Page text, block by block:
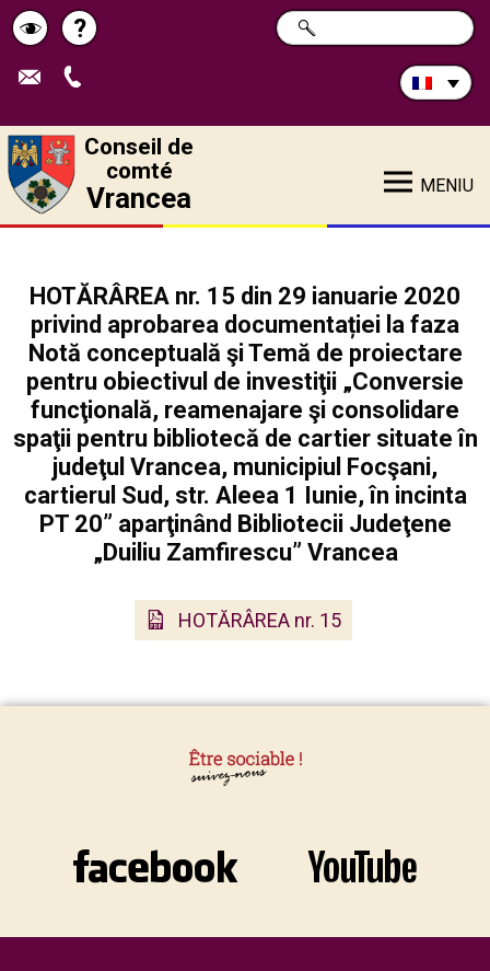
Schimbă
contrastul
Pagina
de
?
Rechercher
sur
CHERCHER
Conseil de
comté
Vrancea MENIU
HOTĂRÂREA nr. 15 din 29 ianuarie 2020
privind aprobarea documentației la faza
Notă conceptuală şi Temă de proiectare
pentru obiectivul de investiţii „Conversie
funcţională, reamenajare şi consolidare
spaţii pentru bibliotecă de cartier situate în
judeţul Vrancea, municipiul Focşani,
cartierul Sud, str. Aleea 1 Iunie, în incinta
PT 20” aparţinând Bibliotecii Judeţene
„Duiliu Zamfirescu” Vrancea
HOTĂRÂREA nr. 15